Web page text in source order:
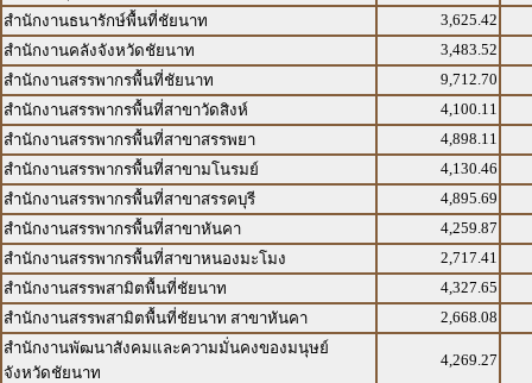
สำนักงานธนารักษ์พื้นที่ชัยนาท
3,625.42
สำนักงานคลังจังหวัดชัยนาท
3,483.52
สำนักงานสรรพากรพื้นที่ชัยนาท
9,712.70
สำนักงานสรรพากรพื้นที่สาขาวัดสิงห์
4,100.11
สำนักงานสรรพากรพื้นที่สาขาสรรพยา
4,898.11
สำนักงานสรรพากรพื้นที่สาขามโนรมย์
4,130.46
สำนักงานสรรพากรพื้นที่สาขาสรรคบุรี
4,895.69
สำนักงานสรรพากรพื้นที่สาขาหันคา
4,259.87
สำนักงานสรรพากรพื้นที่สาขาหนองมะโมง
2,717.41
สำนักงานสรรพสามิตพื้นที่ชัยนาท
4,327.65
สำนักงานสรรพสามิตพื้นที่ชัยนาท สาขาหันคา
2,668.08
สำนักงานพัฒนาสังคมและความมั่นคงของมนุษย์
จังหวัดชัยนาท
4,269.27